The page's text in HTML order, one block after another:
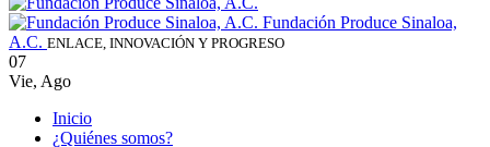
Fundación Produce Sinaloa,
A.C. ENLACE, INNOVACIÓN Y PROGRESO
07
Vie, Ago
Inicio
¿Quiénes somos?